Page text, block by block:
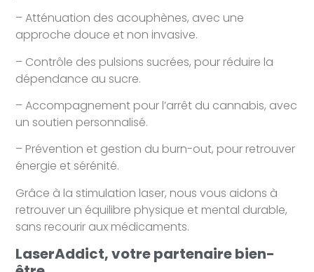
– Atténuation des acouphènes, avec une
approche douce et non invasive.
– Contrôle des pulsions sucrées, pour réduire la
dépendance au sucre.
– Accompagnement pour l’arrêt du cannabis, avec
un soutien personnalisé.
– Prévention et gestion du burn-out, pour retrouver
énergie et sérénité.
Grâce à la stimulation laser, nous vous aidons à
retrouver un équilibre physique et mental durable,
sans recourir aux médicaments.
LaserAddict, votre partenaire bien-